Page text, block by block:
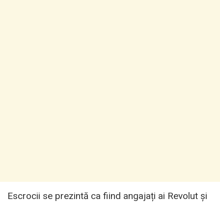
Escrocii se prezintă ca fiind angajați ai Revolut și